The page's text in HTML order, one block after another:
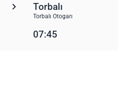
Torbalı
Torbalı Otogarı
07:45